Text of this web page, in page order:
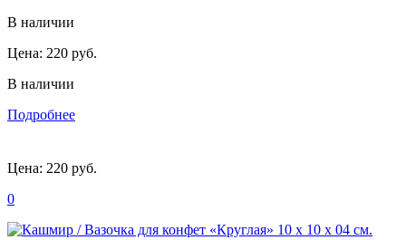
В наличии
Цена: 220 руб.
В наличии
Подробнее
Цена: 220 руб.
0